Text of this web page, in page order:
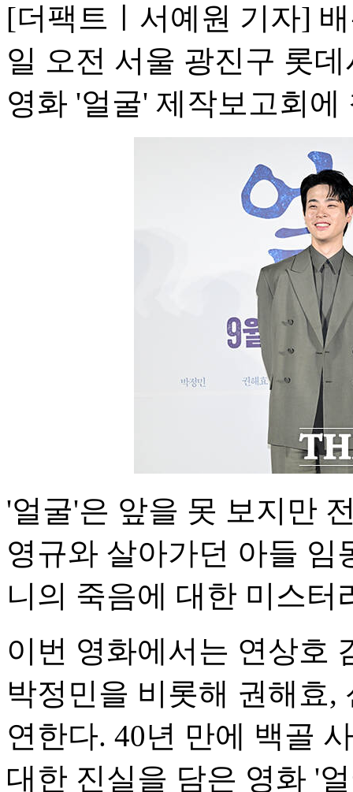
[더팩트ㅣ서예원 기자]
일 오전 서울 광진구 롯
영화 '얼굴' 제작보고회
'얼굴'은 앞을 못 보지만
영규와 살아가던 아들 임
니의 죽음에 대한 미스
이번 영화에서는 연상호
박정민을 비롯해 권해효,
연한다. 40년 만에 백골
대한 진실을 담은 영화 '